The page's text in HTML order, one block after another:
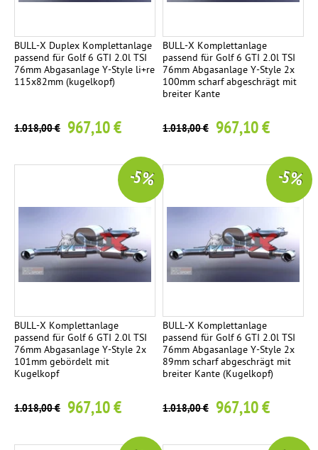
BULL-X Duplex Komplettanlage
passend für Golf 6 GTI 2.0l TSI
76mm Abgasanlage Y-Style li+re
115x82mm (kugelkopf)
1.018,00 € 967,10 €
BULL-X Komplettanlage
passend für Golf 6 GTI 2.0l TSI
76mm Abgasanlage Y-Style 2x
100mm scharf abgeschrägt mit
breiter Kante
1.018,00 € 967,10 €
BULL-X Komplettanlage
passend für Golf 6 GTI 2.0l TSI
76mm Abgasanlage Y-Style 2x
101mm gebördelt mit
Kugelkopf
1.018,00 € 967,10 €
-5 %
BULL-X Komplettanlage
passend für Golf 6 GTI 2.0l TSI
76mm Abgasanlage Y-Style 2x
89mm scharf abgeschrägt mit
breiter Kante (Kugelkopf)
1.018,00 € 967,10 €
-5 %